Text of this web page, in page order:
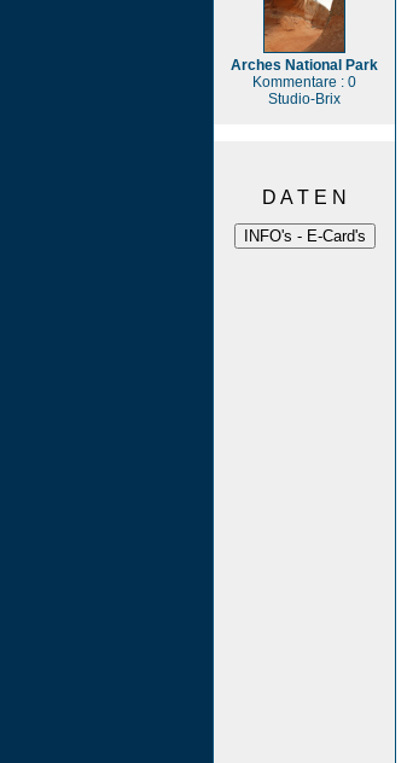
Arches National Park
Kommentare : 0
Studio-Brix
D A T E N